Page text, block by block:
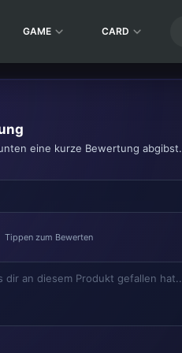
GAME CARD
eine kurze Bewertung abgibst.
Tippen zum Bewerten